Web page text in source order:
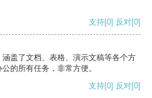
支持[0] 反对[0]
盖了文档、表格、演示文稿等各个方
的所有任务，非常方便。
支持[0] 反对[0]